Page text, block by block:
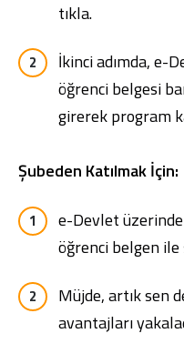
tıkla.
İkinci adımda, e-
öğrenci belgesi
girerek program
Şubeden Katılmak İçin:
e-Devlet
öğrenci belgen
Müjde, artık sen
avantajları